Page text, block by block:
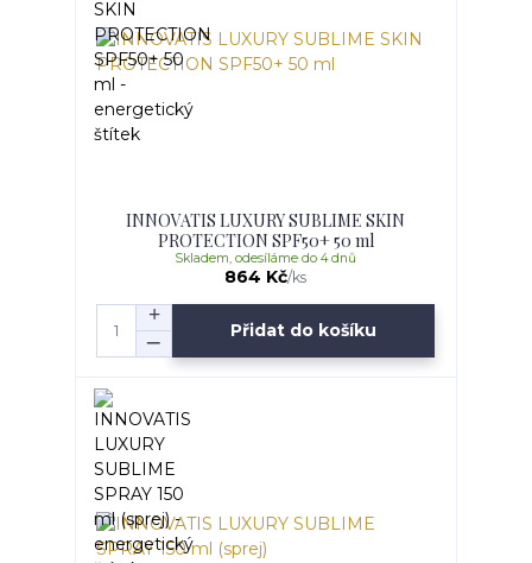
INNOVATIS LUXURY SUBLIME SKIN
PROTECTION SPF50+ 50 ml
864 Kč/ks
Skladem, odesíláme do 4 dnů
Přidat do košíku